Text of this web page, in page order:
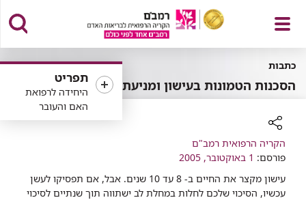
פתח
תפריט
תפריט
היחידה לרפואת
האם והעובר
כתבות
הסכנות הטמונות בעישון ומניעתן
רכיב
שיתוף
הקריה הרפואית רמב"ם
פורסם: 1 באוקטובר, 2005
עישון מקצר את החיים ב- 8 עד 10 שנים. אבל, אם תפסיקו לעשן
עכשיו, הסיכוי שלכם לחלות במחלת לב ישתווה תוך שנתיים לסיכוי